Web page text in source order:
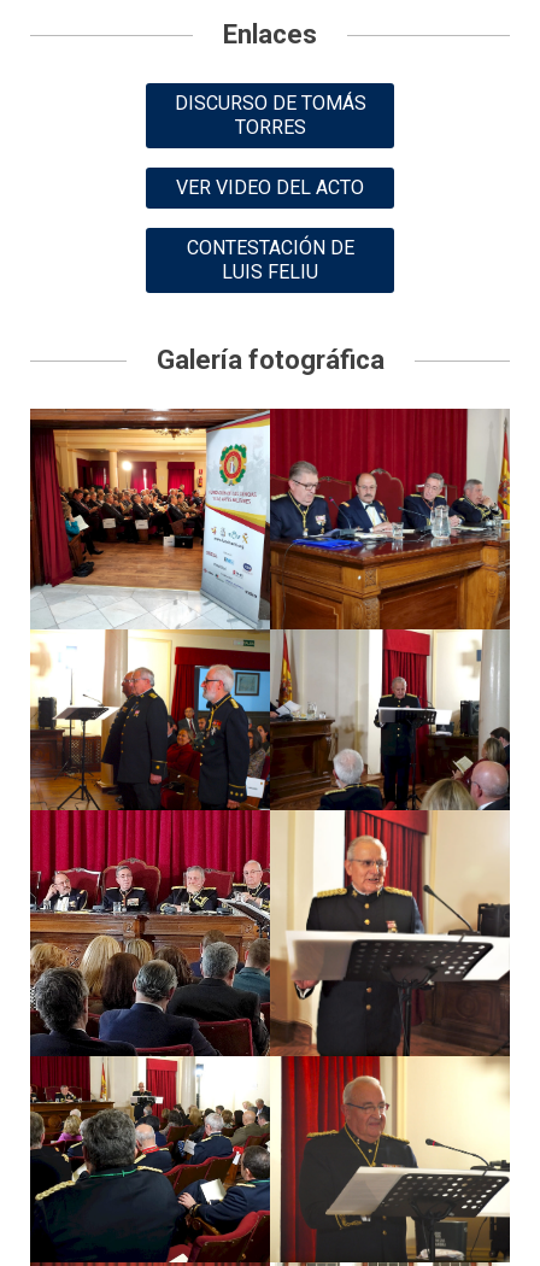
Enlaces
DISCURSO DE TOMÁS
TORRES
VER VIDEO DEL ACTO
CONTESTACIÓN DE
LUIS FELIU
Galería fotográfica